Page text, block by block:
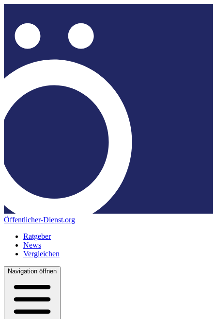
Öffentlicher-Dienst.org
Ratgeber
News
Vergleichen
Navigation öffnen